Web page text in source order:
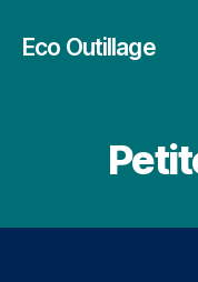
Eco Outillage